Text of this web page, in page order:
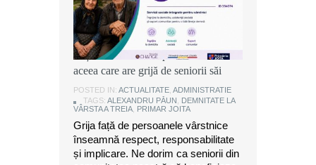
Alexandru Păun, primarul comunei
Joița: O comunitate puternică este
aceea care are grijă de seniorii săi
POSTED IN: ACTUALITATE ADMINISTRATIE
TAGS: ALEXANDRU PĂUN
DEMNITATE LA
VÂRSTA A TREIA
PRIMAR JOITA
Grija față de persoanele vârstnice
înseamnă respect, responsabilitate
și implicare. Ne dorim ca seniorii din